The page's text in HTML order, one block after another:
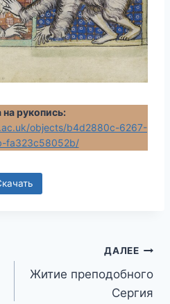
рукопись:
objects/b4d2880c-6267-
fa323c58052b/
ДАЛЕЕ
Житие преподобного
Сергия